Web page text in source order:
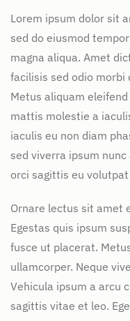
Lorem ipsum dolor sit
sed do eiusmod
magna aliqua. Amet
facilisis sed odio morbi
Metus aliquam
mattis molestie a
iaculis eu non diam
sed viverra ipsum
orci sagittis eu
Ornare lectus sit amet
Egestas quis ipsum
fusce ut placerat.
ullamcorper. Neque
Vehicula ipsum a arcu
sagittis vitae et leo.